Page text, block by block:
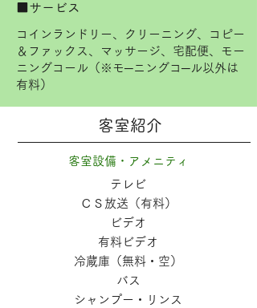
■サービス
コインランドリー、クリーニング、コピー
＆ファックス、マッサージ、宅配便、モー
ニングコール（※モ─ニングコ─ル以外は
有料）
客室紹介
客室設備・アメニティ
テレビ
ＣＳ放送（有料）
ビデオ
有料ビデオ
冷蔵庫（無料・空）
バス
シャンプー・リンス